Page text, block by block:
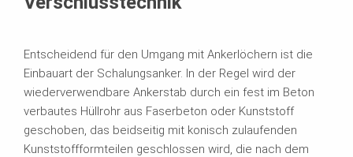
Entscheidend für den Umgang mit Ankerlöchern ist die
Einbauart der Schalungsanker. In der Regel wird der
wiederverwendbare Ankerstab durch ein fest im Beton
verbautes Hüllrohr aus Faserbeton oder Kunststoff
geschoben, das beidseitig mit konisch zulaufenden
Kunststoffformteilen geschlossen wird, die nach dem